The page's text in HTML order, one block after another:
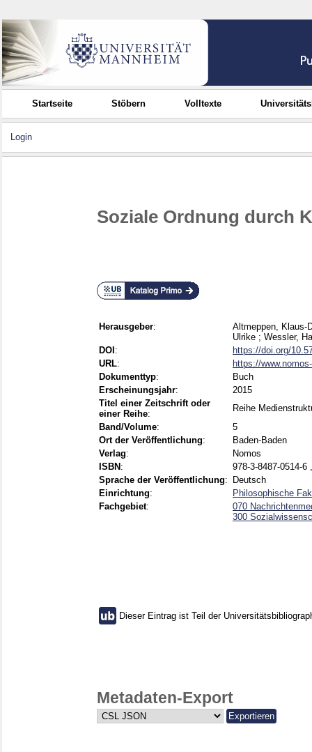
Startseite Stöbern Volltexte
Login
Soziale Ordnung durch
Herausgeber:
Altmeppen, Klaus-
Ulrike ; Wessler,
DOI :
https://doi.org/
URL:
https://
Dokumenttyp:
Buch
Erscheinungsjahr:
2015
Titel einer Zeitschrift oder
einer Reihe:
Reihe
Band/Volume:
5
Ort der Veröffentlichung:
Baden-Baden
Verlag:
Nomos
ISBN :
978-3-8487-0514-6
Sprache der Veröffentlichung:
Deutsch
Einrichtung:
Philosophische
Fachgebiet:
070
300
Dieser Eintrag ist Teil der
Metadaten-Export